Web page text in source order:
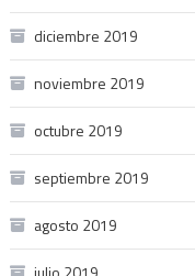
diciembre 2019
noviembre 2019
octubre 2019
septiembre 2019
agosto 2019